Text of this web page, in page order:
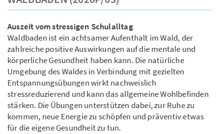
Auszeit vom stressigen Schulalltag
Waldbaden ist ein achtsamer Aufenthalt im Wald, der
zahlreiche positive Auswirkungen auf die mentale und
körperliche Gesundheit haben kann. Die natürliche
Umgebung des Waldes in Verbindung mit gezielten
Entspannungsübungen wirkt nachweislich
stressreduzierend und kann das allgemeine Wohlbefinden
stärken. Die Übungen unterstützen dabei, zur Ruhe zu
kommen, neue Energie zu schöpfen und präventiv etwas
für die eigene Gesundheit zu tun.